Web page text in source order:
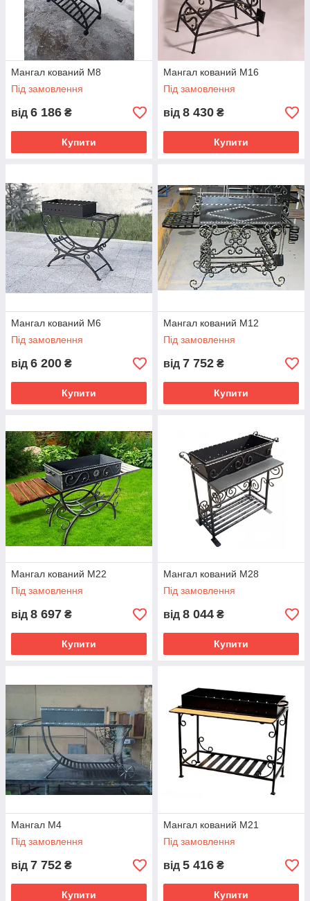
Мангал кований М8
Під замовлення
від 6 186 ₴
Купити
Мангал кований М16
Під замовлення
від 8 430 ₴
Купити
Мангал кований М6
Під замовлення
від 6 200 ₴
Купити
Мангал кований М12
Під замовлення
від 7 752 ₴
Купити
Мангал кований М22
Під замовлення
від 8 697 ₴
Купити
Мангал кований М28
Під замовлення
від 8 044 ₴
Купити
Мангал М4
Під замовлення
від 7 752 ₴
Купити
Мангал кований М21
Під замовлення
від 5 416 ₴
Купити